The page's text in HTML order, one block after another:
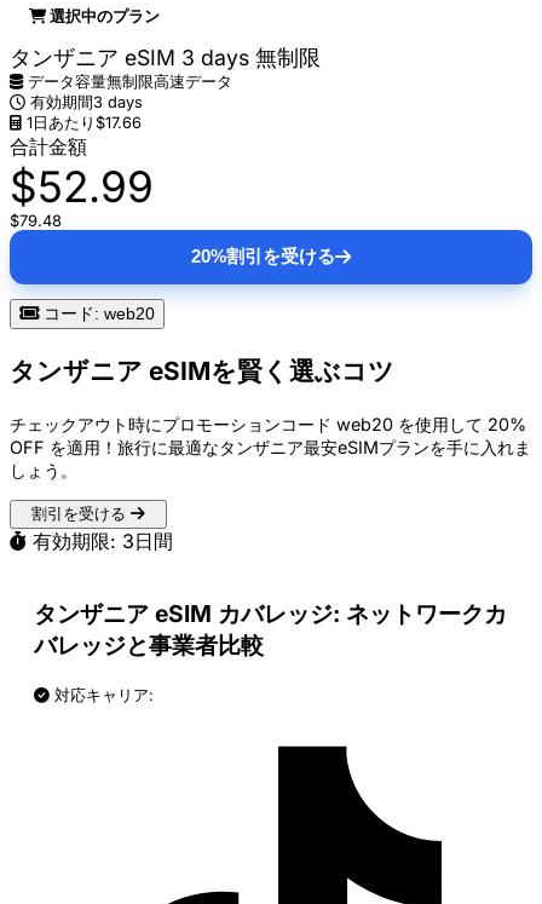
選択中のプラン
タンザニア eSIM 3 days 無制限
データ容量無制限高速データ
有効期間 3 days
1日あたり $17.66
合計金額
$52.99
$79.48
20%割引を受ける
コード: web20
タンザニア eSIMを賢く選ぶコツ
チェックアウト時にプロモーションコード web20 を使用して 20%
OFF を適用！旅行に最適なタンザニア最安eSIMプランを手に入れま
しょう。
割引を受ける
有効期限: 3日間
タンザニア eSIM カバレッジ: ネットワークカ
バレッジと事業者比較
対応キャリア: